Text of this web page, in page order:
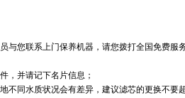
您联系上门保养机器，请您拨打全国免费服务
并请记下名片信息；
同水质状况会有差异，建议滤芯的更换不要